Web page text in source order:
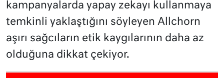
kampanyalarda yapay zekayı kullanmaya
temkinli yaklaştığını söyleyen Allchorn
aşırı sağcıların etik kaygılarının daha az
olduğuna dikkat çekiyor.